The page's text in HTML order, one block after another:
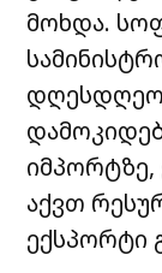
მოხდა.
აქვთ
ექსპორტი